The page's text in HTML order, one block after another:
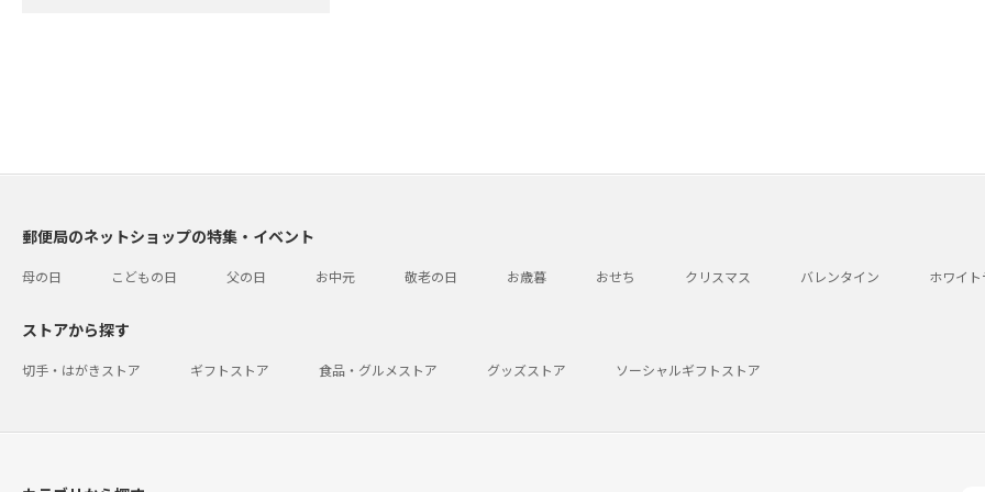
郵便局のネットショップの特集・イベント
母の日 こどもの日 父の日 お中元 敬老の日 お歳暮 おせち クリスマス バレンタイン ホワイ
ストアから探す
切手・はがきストア ギフトストア 食品・グルメストア グッズストア ソーシャルギフトストア